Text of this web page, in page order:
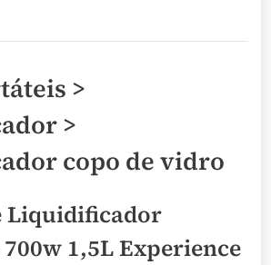
>
>
copo de vidro
Liquidificador
1,5L Experience